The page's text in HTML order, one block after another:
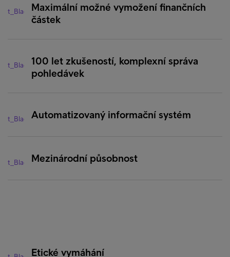
Maximální možné vymožení finančních
částek
100 let zkušeností, komplexní správa
pohledávek
Automatizovaný informační systém
Mezinárodní působnost
Etické vymáhání